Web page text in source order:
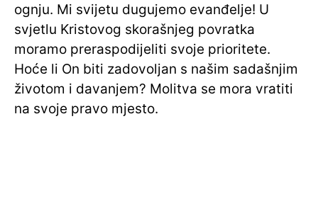
ognju. Mi svijetu dugujemo evanđelje! U
svjetlu Kristovog skorašnjeg povratka
moramo preraspodijeliti svoje prioritete.
Hoće li On biti zadovoljan s našim sadašnjim
životom i davanjem? Molitva se mora vratiti
na svoje pravo mjesto.